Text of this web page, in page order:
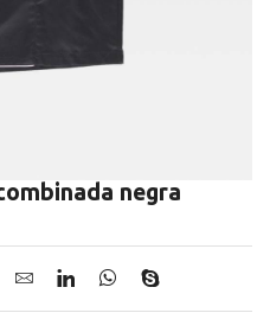
negra